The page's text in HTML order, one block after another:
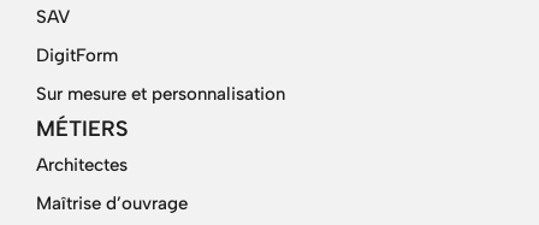
SAV
DigitForm
Sur mesure et personnalisation
MÉTIERS
Architectes
Maîtrise d’ouvrage